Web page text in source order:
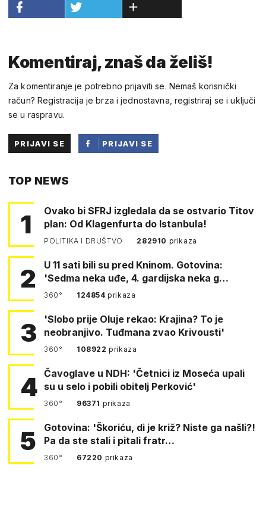
Komentiraj, znaš da želiš!
Za komentiranje je potrebno prijaviti se. Nemaš korisnički
račun? Registracija je brza i jednostavna, registriraj se i uključi
se u raspravu.
PRIJAVI SE
PRIJAVI SE
TOP NEWS
1
Ovako bi SFRJ izgledala da se ostvario Titov
plan: Od Klagenfurta do Istanbula!
POLITIKA I DRUŠTVO 282910 prikaza
2
U 11 sati bili su pred Kninom. Gotovina:
'Sedma neka uđe, 4. gardijska neka g…
360° 124854prikaza
3
'Slobo prije Oluje rekao: Krajina? To je
neobranjivo. Tuđmana zvao Krivousti'
360° 108922prikaza
4 Čavoglave u NDH: 'Četnici iz Moseća upali
su u selo i pobili obitelj Perković'
360° 96371 prikaza
5
Gotovina: 'Škoriću, di je križ? Niste ga našli?!
Pa da ste stali i pitali fratr…
360° 67220 prikaza